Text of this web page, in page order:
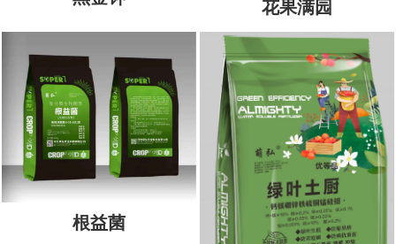
花果满园
根益菌